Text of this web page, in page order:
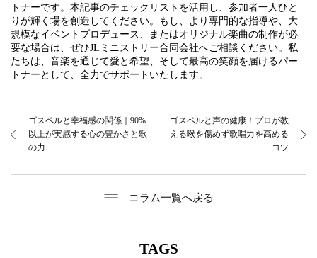
トナーです。本記事のチェックリストを活用し、参加者一人ひと
りが輝く場を創造してください。もし、より専門的な指導や、大
規模なイベントプロデュース、またはオリジナル楽曲の制作が必
要な場合は、ぜひJLミニストリー合同会社へご相談ください。私
たちは、音楽を通じて愛と希望、そして最高の笑顔を届けるパー
トナーとして、全力でサポートいたします。
ゴスペルと幸福感の関係｜90%
以上が実感する心の豊かさと歌
の力
ゴスペルと声の健康！プロが教
える喉を傷めず歌唱力を高める
コツ
コラム一覧へ戻る
TAGS